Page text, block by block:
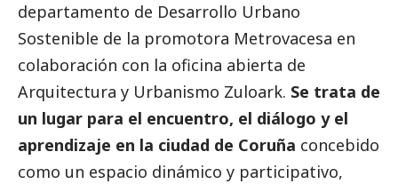
departamento de Desarrollo Urbano
Sostenible de la promotora Metrovacesa en
colaboración con la oficina abierta de
Arquitectura y Urbanismo Zuloark. Se trata de
un lugar para el encuentro, el diálogo y el
aprendizaje en la ciudad de Coruña concebido
como un espacio dinámico y participativo,